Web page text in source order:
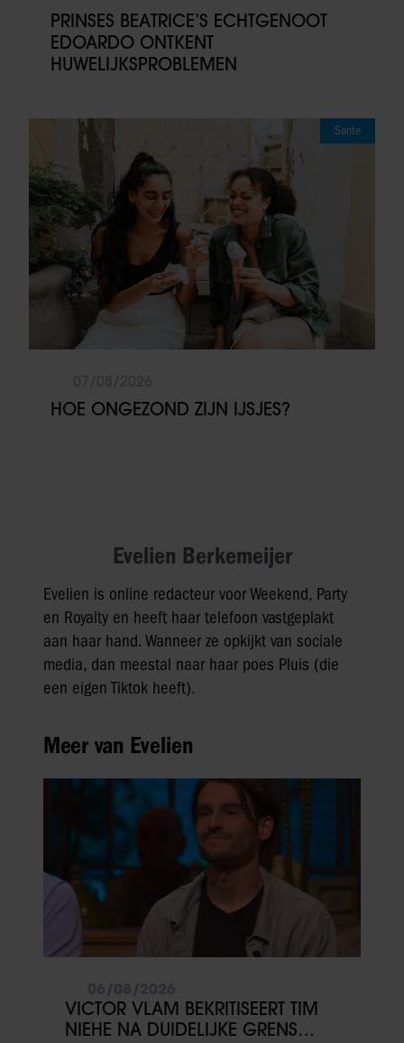
PRINSES BEATRICE’S ECHTGENOOT
EDOARDO ONTKENT
HUWELIJKSPROBLEMEN
Sante
HOE ONGEZOND ZIJN IJSJES?
Evelien Berkemeijer
Evelien is online redacteur voor Weekend, Party
en Royalty en heeft haar telefoon vastgeplakt
aan haar hand. Wanneer ze opkijkt van sociale
media, dan meestal naar haar poes Pluis (die
een eigen Tiktok heeft).
Meer van Evelien
VICTOR VLAM BEKRITISEERT TIM
NIEHE NA DUIDELIJKE GRENS